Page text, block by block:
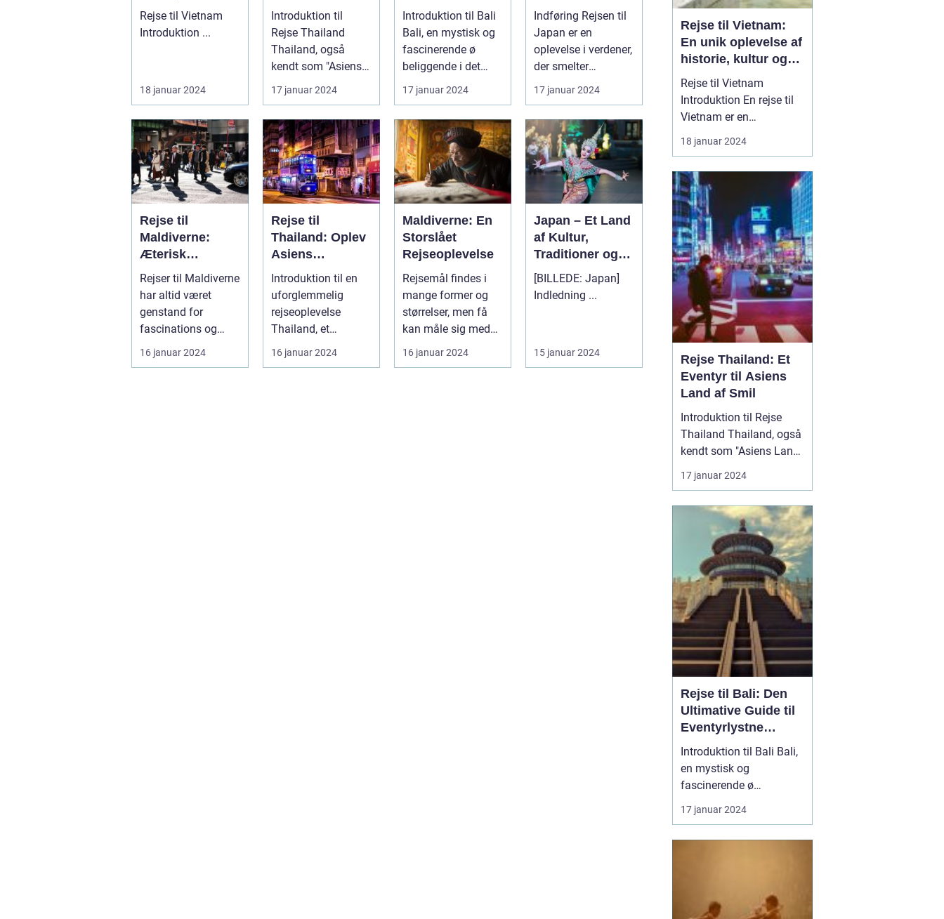
af historie,
kultur og
Rejse til Vietnam
Introduktion ...
18 januar 2024
Smil
Introduktion til
Rejse Thailand
Thailand, også
kendt som "Asiens
Land af Smil," er en
destination m...
17 januar 2024
Eventyrlystne
Rejsende
Introduktion til Bali
Bali, en mystisk og
fascinerende ø
beliggende i det
smukke Indonesien,
har læ...
17 januar 2024
Dykkertur ind i
det Kejserlige
Øst
Indføring Rejsen til
Japan er en
oplevelse i verdener,
der smelter
sammen: fra det
traditionelle ti...
17 januar 2024
Rejse til
Maldiverne:
Æterisk
skønhed og
eventyrlystens
paradis
Rejser til Maldiverne
har altid været
genstand for
fascinations og
beundring. Med sin
betagende natu...
16 januar 2024
Rejse til
Thailand: Oplev
Asiens
Smukkeste
Rejsemål
Introduktion til en
uforglemmelig
rejseoplevelse
Thailand, et
eksotisk land med
sine smukke
16 januar 2024
Maldiverne: En
Storslået
Rejseoplevelse
Rejsemål findes i
mange former og
størrelser, men få
kan måle sig med
den naturlige
skønhed og unikk...
16 januar 2024
Japan – Et Land
af Kultur,
Traditioner og
Moderne
Vidundere
[BILLEDE: Japan]
Indledning ...
15 januar 2024
Rejse til Vietnam:
En unik oplevelse af
historie, kultur og
naturskønhed
Rejse til Vietnam
Introduktion En rejse til
Vietnam er en
uforglemmelig oplevelse,
der ...
18 januar 2024
Rejse Thailand: Et
Eventyr til Asiens
Land af Smil
Introduktion til Rejse
Thailand Thailand, også
kendt som "Asiens Land
af Smil," er en
destination med en rig
naturlandskaber og
spændende eventyr. Lige
fra de berømte strande i
syd til de historiske
templer i nord, er det et
land f...
17 januar 2024
Rejse til Bali: Den
Ultimative Guide til
Eventyrlystne
Rejsende
Introduktion til Bali Bali,
en mystisk og
fascinerende ø
beliggende i det smukke
Indonesien, har længe
betagende
17 januar 2024